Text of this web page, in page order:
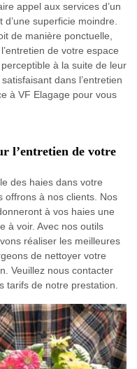
appel aux services d’un
superficie moindre.
de manière ponctuelle,
de votre espace
à la suite de leur
dans l’entretien
à VF Elagage pour vous
l’entretien de votre
des haies dans votre
offrons à nos clients. Nos
à vos haies une
à voir. Avec nos outils
réaliser les meilleures
de nettoyer votre
Veuillez nous contacter
tarifs de notre prestation.